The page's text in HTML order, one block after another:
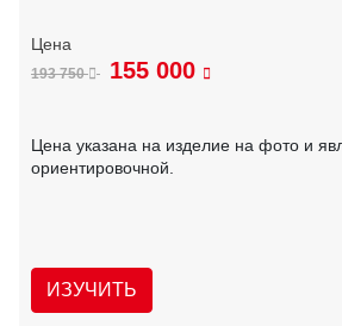
193 750 155 000
Цена указана на изделие на фото и
ориентировочной.
ИЗУЧИТЬ